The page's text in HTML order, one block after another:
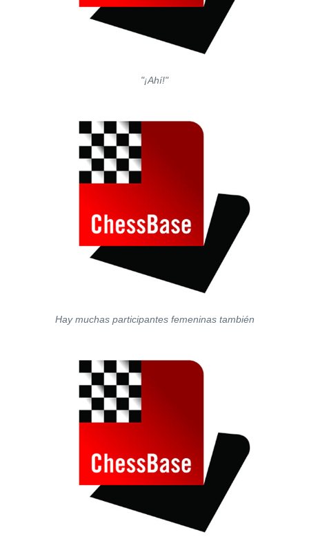
"¡Ahí!"
Hay muchas participantes femeninas también